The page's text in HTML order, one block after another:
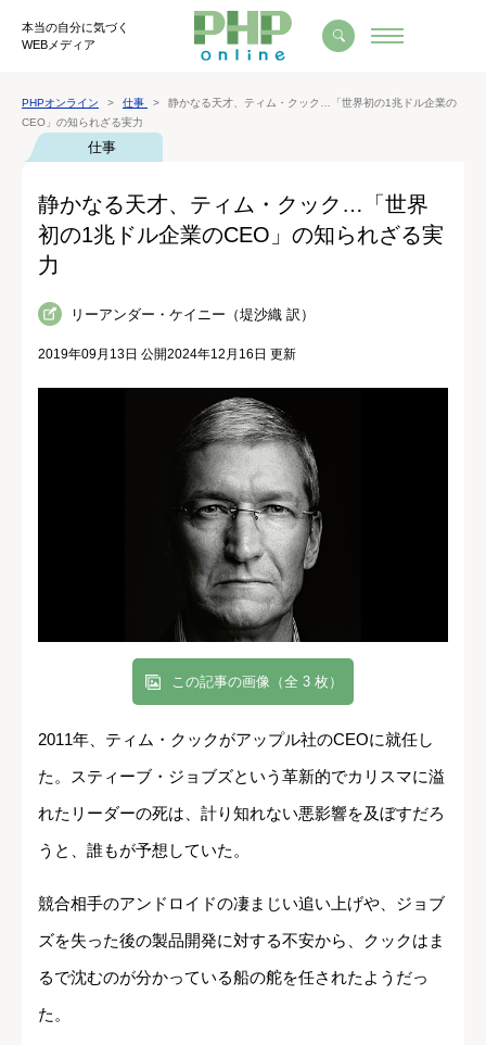
本当の自分に気づく
WEBメディア
PHPオンライン 仕事
静かなる天才、ティム・クック…「世界初の1兆ドル企業の
CEO」の知られざる実力
仕事
静かなる天才、ティム・クック…「世界
初の1兆ドル企業のCEO」の知られざる実
力
リーアンダー・ケイニー（堤沙織 訳）
2019年09月13日 公開2024年12月16日 更新
この記事の画像（全 3 枚）
2011年、ティム・クックがアップル社のCEOに就任し
た。スティーブ・ジョブズという革新的でカリスマに溢
れたリーダーの死は、計り知れない悪影響を及ぼすだろ
うと、誰もが予想していた。
競合相手のアンドロイドの凄まじい追い上げや、ジョブ
ズを失った後の製品開発に対する不安から、クックはま
るで沈むのが分かっている船の舵を任されたようだっ
た。